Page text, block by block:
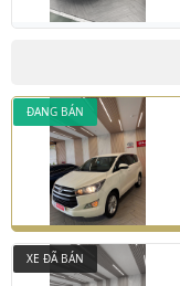
ĐANG BÁN
XE ĐÃ BÁN